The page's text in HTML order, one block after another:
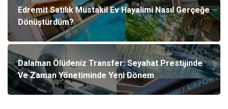
Edremit Satılık Müstakil Ev Hayalimi Nasıl Gerçeğe
Dönüştürdüm?
Dalaman Ölüdeniz Transfer: Seyahat Prestijinde
Ve Zaman Yönetiminde Yeni Dönem